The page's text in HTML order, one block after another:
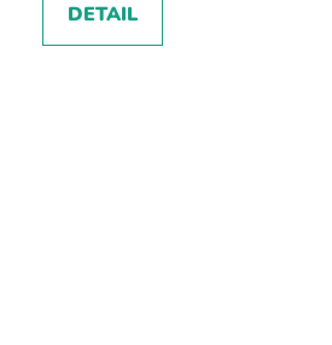
DETAIL